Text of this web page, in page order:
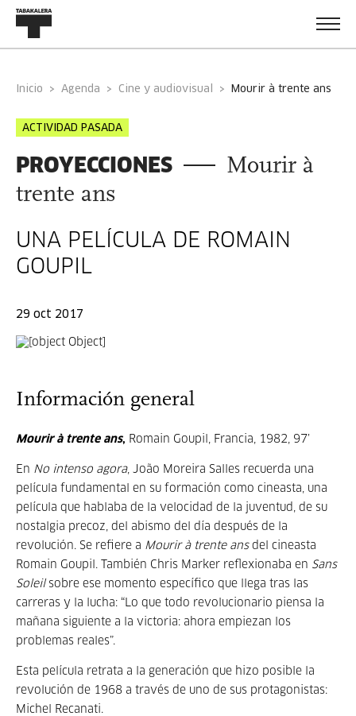
Inicio Agenda Cine y audiovisual mourir à trente ans
ACTIVIDAD PASADA
PROYECCIONES
Mourir à
trente ans
UNA PELÍCULA DE ROMAIN
GOUPIL
29 oct 2017
Información general
Mourir à trente ans, Romain Goupil, Francia, 1982, 97’
En No intenso agora, João Moreira Salles recuerda una
película fundamental en su formación como cineasta, una
película que hablaba de la velocidad de la juventud, de su
nostalgia precoz, del abismo del día después de la
revolución. Se refiere a Mourir à trente ansdel cineasta
Romain Goupil. También Chris Marker reflexionaba en Sans
Soleilsobre ese momento específico que llega tras las
carreras y la lucha: “Lo que todo revolucionario piensa la
mañana siguiente a la victoria: ahora empiezan los
problemas reales”.
Esta película retrata a la generación que hizo posible la
revolución de 1968 a través de uno de sus protagonistas:
Michel Recanati.